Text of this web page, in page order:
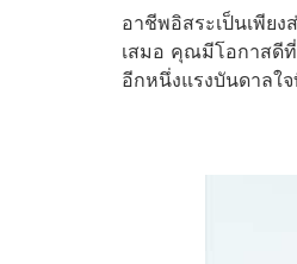
อาชีพอิสระเป็นเพีย
เสมอ คุณมีโอกาสดี
อีกหนึ่งแรงบันดาลใ